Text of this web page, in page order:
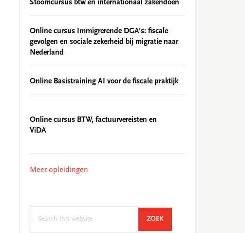
Stoomcursus btw en internationaal zakendoen
Online cursus Immigrerende DGA’s: fiscale
gevolgen en sociale zekerheid bij migratie naar
Nederland
Online Basistraining AI voor de fiscale praktijk
Online cursus BTW, factuurvereisten en
ViDA
Meer opleidingen
ZOEKSEARCH